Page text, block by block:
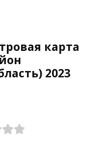
карта
2023